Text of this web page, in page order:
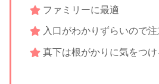
ファミリーに最適
入口がわかりずらいので注
真下は根がかりに気をつけ